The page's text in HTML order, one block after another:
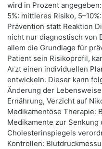
wird in Prozent
5%: mittleres Risiko,
Prävention statt Reaktion
nicht nur diagnostisch von
allem die Grundlage für
Patient sein Risikoprofil,
Arzt einen individuellen
entwickeln. Dieser kann
Änderung der
Ernährung, Verzicht auf
Medikamentöse Therapie:
Medikamente zur
Cholesterinspiegels
Kontrollen: